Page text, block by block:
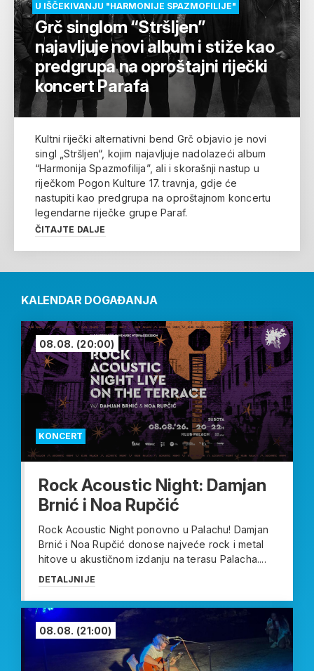
U IŠČEKIVANJU "HARMONIJE SPAZMOFILIJE"
Grč singlom “Stršljen”
najavljuje novi album i stiže kao
predgrupa na oproštajni riječki
koncert Parafa
Kultni riječki alternativni bend Grč objavio je novi
singl „Stršljen“, kojim najavljuje nadolazeći album
“Harmonija Spazmofilija”, ali i skorašnji nastup u
riječkom Pogon Kulture 17. travnja, gdje će
nastupiti kao predgrupa na oproštajnom koncertu
legendarne riječke grupe Paraf.
ČITAJTE DALJE
KALENDAR DOGAĐANJA
KONCERT
08.08. (20:00)
Rock Acoustic Night: Damjan
Brnić i Noa Rupčić
Rock Acoustic Night ponovno u Palachu! Damjan
Brnić i Noa Rupčić donose najveće rock i metal
hitove u akustičnom izdanju na terasu Palacha....
DETALJNIJE
08.08. (21:00)